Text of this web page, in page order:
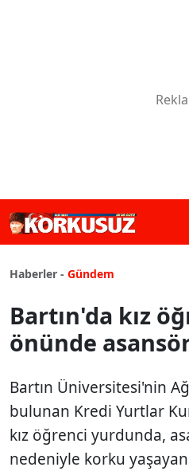
Haberler - Gündem
Bartın'da kız
önünde
Bartın Üniversitesi'nin
bulunan Kredi Yurtlar
kız öğrenci yurdunda,
nedeniyle korku